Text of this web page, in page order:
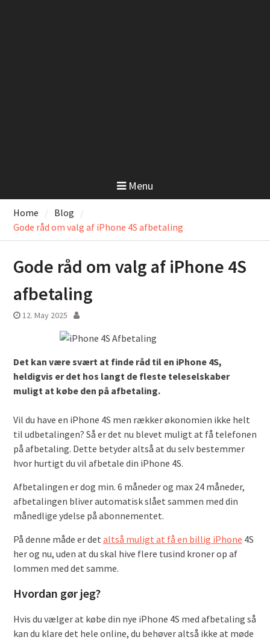
Menu
Home
Blog
Gode råd om valg af iPhone 4S afbetaling
Gode råd om valg af iPhone 4S
afbetaling
12. May 2025
Det kan være svært at finde råd til en iPhone 4S,
heldigvis er det hos langt de fleste teleselskaber
muligt at købe den på afbetaling.
Vil du have en iPhone 4S men rækker økonomien ikke helt
til udbetalingen? Så er det nu blevet muligt at få telefonen
på afbetaling. Dette betyder altså at du selv bestemmer
hvor hurtigt du vil afbetale din iPhone 4S.
Afbetalingen er dog min. 6 måneder og max 24 måneder,
afbetalingen bliver automatisk slået sammen med din
månedlige ydelse på abonnementet.
På denne måde er det altså muligt at få en billig iPhone 4S
her og nu, uden at du skal hive flere tusind kroner op af
lommen med det samme.
Hvordan gør jeg?
Hvis du vælger at købe din nye iPhone 4S med afbetaling så
kan du klare det hele online, du behøver altså ikke at møde